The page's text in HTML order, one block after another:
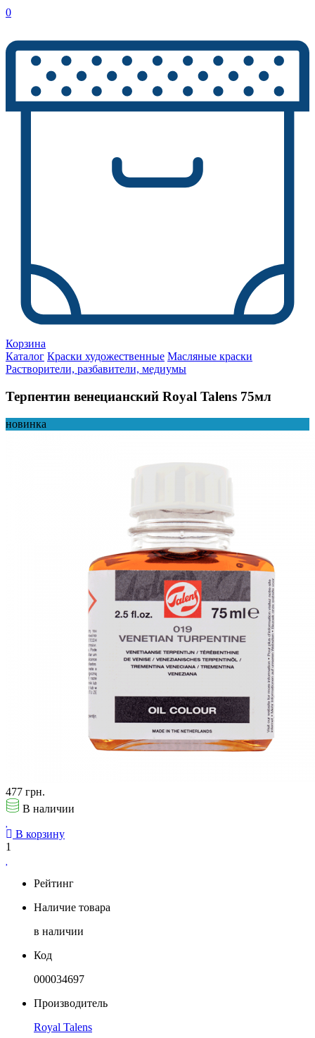
0
Корзина
Каталог Краски художественные Масляные краски
Растворители, разбавители, медиумы
Терпентин венецианский Royal Talens 75мл
новинка
477 грн.
В наличии
В корзину
1
Рейтинг
Наличие товара
в наличии
Код
000034697
Производитель
Royal Talens